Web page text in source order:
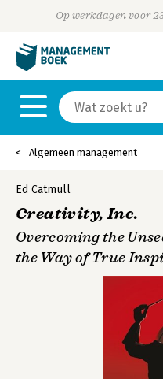
Op werkdagen voor
Algemeen management
Ed Catmull
Creativity, Inc.
Overcoming the
the Way of True